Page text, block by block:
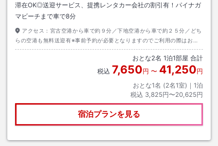
滞在OK◎送迎サービス、提携レンタカー会社の割引有！パイナガ
マビーチまで車で8分
アクセス： 宮古空港から車で約９分／下地空港から車で約２５分／どち
らの空港も無料送迎有※事前予約が必要となりますのでご利用の際はお問
い合わせ下さい。
おとな2名 1泊1部屋 合計
税込 7,650円 〜 41,250円
おとな1名 (2名1室)｜ 1泊
税込 3,825円〜20,625円
宿泊プランを見る